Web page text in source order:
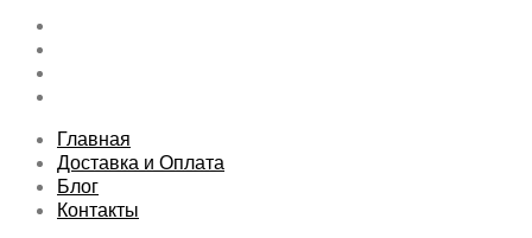
Skip
content
Главная
Доставка и Оплата
Блог
Контакты